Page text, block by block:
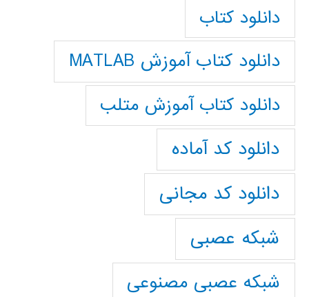
دانلود کتاب
دانلود کتاب آموزش MATLAB
دانلود کتاب آموزش متلب
دانلود کد آماده
دانلود کد مجانی
شبکه عصبی
شبکه عصبی مصنوعی